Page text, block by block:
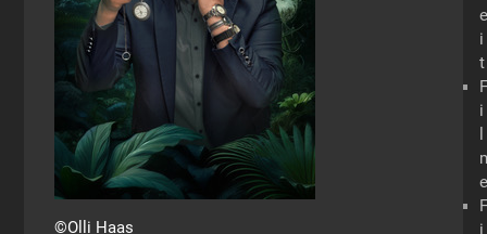
©Olli Haas
e
i
t
F
i
e
F
i